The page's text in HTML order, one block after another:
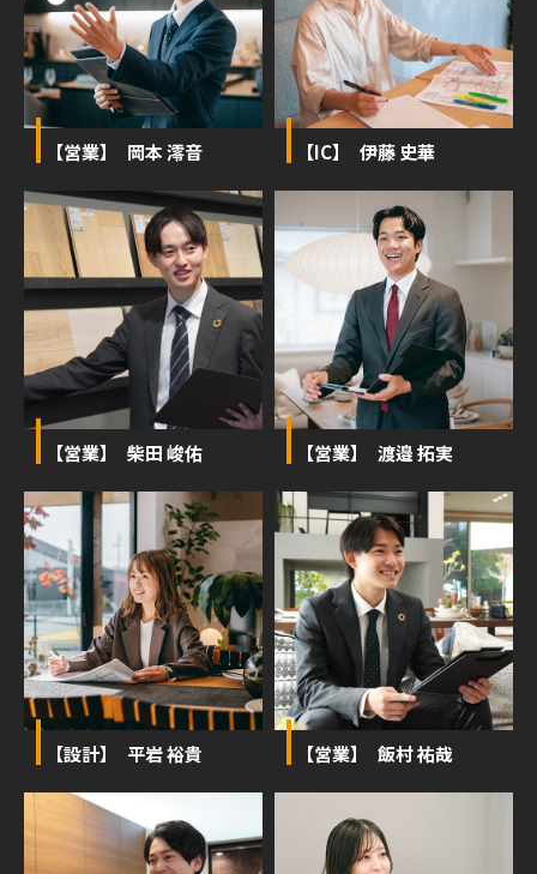
【営業】 岡本 澪音 【IC】 伊藤 史華
【営業】 柴田 峻佑 【営業】 渡邉 拓実
【設計】 平岩 裕貴 【営業】 飯村 祐哉